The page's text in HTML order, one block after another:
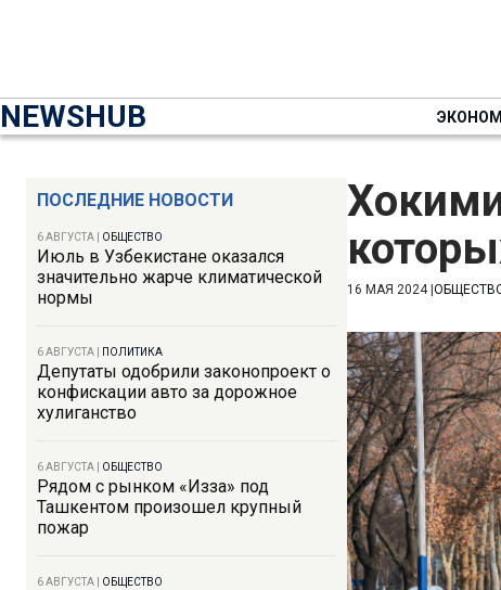
NEWSHUB
ПОСЛЕДНИЕ НОВОСТИ
6 АВГУСТА ОБЩЕСТВО
Июль в Узбекистане оказался
значительно жарче климатической
нормы
6 АВГУСТА ПОЛИТИКА
Депутаты одобрили законопроект о
конфискации авто за дорожное
хулиганство
6 АВГУСТА ОБЩЕСТВО
Рядом с рынком «Изза» под
Ташкентом произошел крупный
пожар
6 АВГУСТА ОБЩЕСТВО
16 МАЯ 2024|